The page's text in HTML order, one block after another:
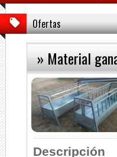
Ofertas
» Material
Descripción